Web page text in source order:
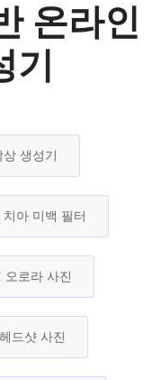
온라인
기
생성기
치아 미백 필터
오로라 사진
드샷 사진